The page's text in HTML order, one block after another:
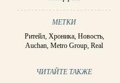
МЕТКИ
Ритейл, Хроника, Новость,
Auchan,Metro Group,Real
ЧИТАЙТЕ ТАКЖЕ